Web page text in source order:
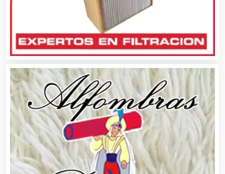
Aparatos y Equipos Eléctricos
Arquitectos
Artes Gráficas
Artesanías